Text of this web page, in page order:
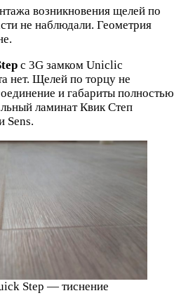
возникновения щелей по
не наблюдали. Геометрия
с 3G замком Uniclic
нет. Щелей по торцу не
и габариты полностью
ламинат Квик Степ
Sens.
Step — тиснение